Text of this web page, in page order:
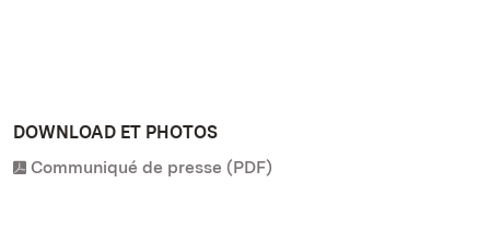
DOWNLOAD ET PHOTOS
Communiqué de presse (PDF)